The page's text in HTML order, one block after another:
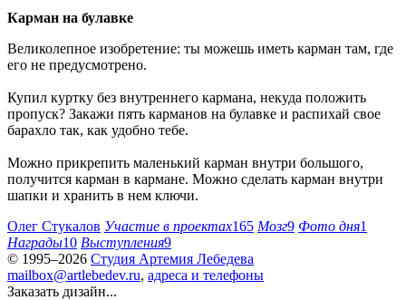
Карман на булавке
Великолепное изобретение: ты можешь иметь карман там, где
его не предусмотрено.
Купил куртку без внутреннего кармана, некуда положить
пропуск? Закажи пять карманов на булавке и распихай свое
барахло так, как удобно тебе.
Можно прикрепить маленький карман внутри большого,
получится карман в кармане. Можно сделать карман внутри
шапки и хранить в нем ключи.
Олег Стукалов Участие в проектах165 Мозг9 Фото дня1
Награды10 Выступления9
© 1995–2026 Студия Артемия Лебедева
mailbox@artlebedev.ru, адреса и телефоны
Заказать дизайн...